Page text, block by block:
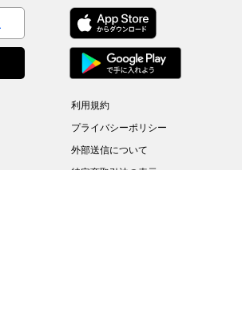
利用規約
プライバシーポリシー
外部送信について
特定商取引法の表示